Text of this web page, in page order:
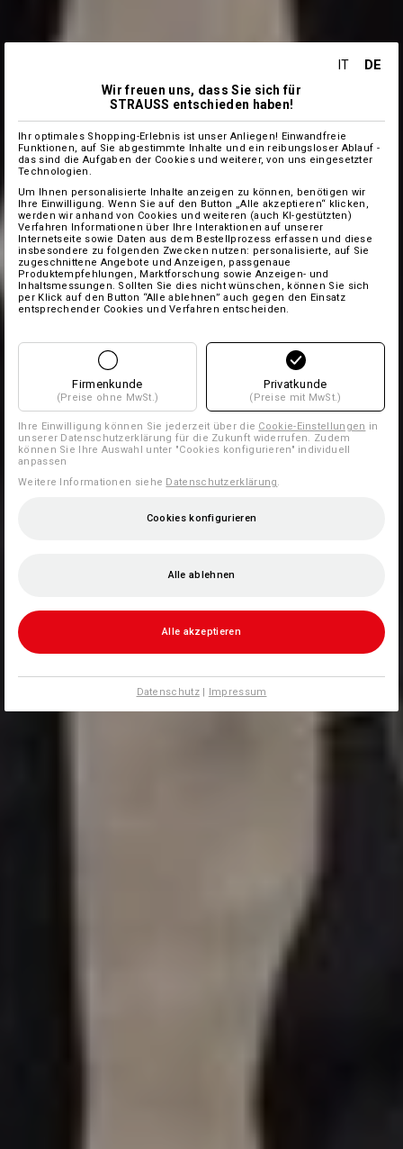
IT DE
Wir freuen uns, dass Sie sich für
STRAUSS entschieden haben!
Ihr optimales Shopping-Erlebnis ist unser Anliegen! Einwandfreie
Funktionen, auf Sie abgestimmte Inhalte und ein reibungsloser Ablauf -
das sind die Aufgaben der Cookies und weiterer, von uns eingesetzter
Technologien.
Um Ihnen personalisierte Inhalte anzeigen zu können, benötigen wir
Ihre Einwilligung. Wenn Sie auf den Button „Alle akzeptieren“ klicken,
werden wir anhand von Cookies und weiteren (auch KI-gestützten)
Verfahren Informationen über Ihre Interaktionen auf unserer
Internetseite sowie Daten aus dem Bestellprozess erfassen und diese
insbesondere zu folgenden Zwecken nutzen: personalisierte, auf Sie
zugeschnittene Angebote und Anzeigen, passgenaue
Produktempfehlungen, Marktforschung sowie Anzeigen- und
Inhaltsmessungen. Sollten Sie dies nicht wünschen, können Sie sich
per Klick auf den Button “Alle ablehnen” auch gegen den Einsatz
entsprechender Cookies und Verfahren entscheiden.
Firmenkunde
(Preise ohne MwSt.)
Privatkunde
(Preise mit MwSt.)
Ihre Einwilligung können Sie jederzeit über die Cookie-Einstellungen in
unserer Datenschutzerklärung für die Zukunft widerrufen. Zudem
können Sie Ihre Auswahl unter "Cookies konfigurieren" individuell
anpassen
Weitere Informationen siehe Datenschutzerklärung
Cookies konfigurieren
Alle ablehnen
Alle akzeptieren
Datenschutz| Impressum